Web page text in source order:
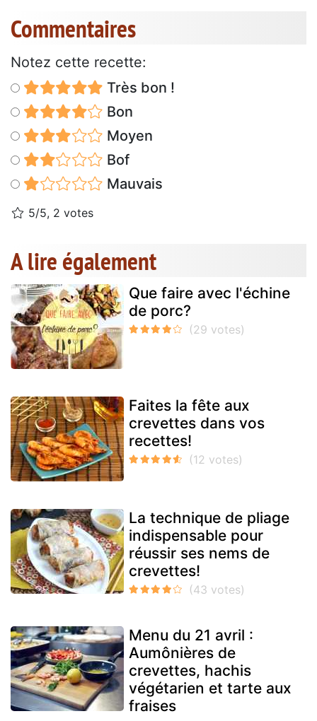
Commentaires
Notez cette recette:
Très bon !
Bon
Moyen
Bof
Mauvais
5/5, 2 votes
A lire également
Que faire avec l'échine
de porc?
Faites la fête aux
crevettes dans vos
recettes!
La technique de pliage
indispensable pour
réussir ses nems de
crevettes!
Menu du 21 avril :
Aumônières de
crevettes, hachis
végétarien et tarte aux
fraises